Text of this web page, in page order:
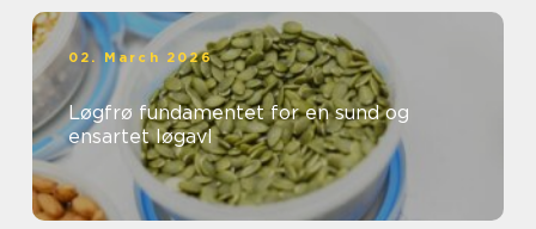
02. March 2026
Løgfrø fundamentet for en sund og
ensartet løgavl